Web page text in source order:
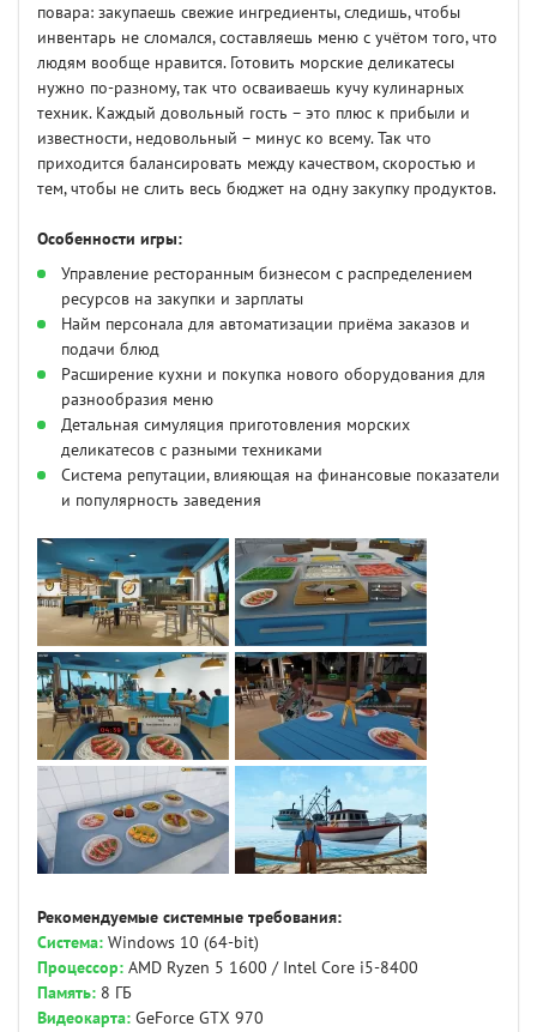
повара: закупаешь свежие ингредиенты, следишь, чтобы
инвентарь не сломался, составляешь меню с учётом того, что
людям вообще нравится. Готовить морские деликатесы
нужно по-разному, так что осваиваешь кучу кулинарных
техник. Каждый довольный гость – это плюс к прибыли и
известности, недовольный – минус ко всему. Так что
приходится балансировать между качеством, скоростью и
тем, чтобы не слить весь бюджет на одну закупку продуктов.
Особенности игры:
Управление ресторанным бизнесом с распределением
ресурсов на закупки и зарплаты
Найм персонала для автоматизации приёма заказов и
подачи блюд
Расширение кухни и покупка нового оборудования для
разнообразия меню
Детальная симуляция приготовления морских
деликатесов с разными техниками
Система репутации, влияющая на финансовые показатели
и популярность заведения
Рекомендуемые системные требования:
Система: Windows 10 (64-bit)
Процессор: AMD Ryzen 5 1600 / Intel Core i5-8400
Память: 8 ГБ
Видеокарта: GeForce GTX 970